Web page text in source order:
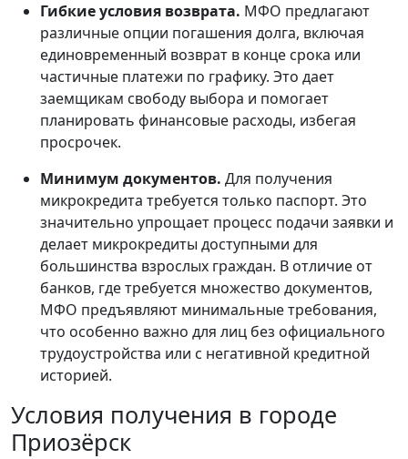
Гибкие условия возврата. МФО предлагают
различные опции погашения долга, включая
единовременный возврат в конце срока или
частичные платежи по графику. Это дает
заемщикам свободу выбора и помогает
планировать финансовые расходы, избегая
просрочек.
Минимум документов. Для получения
микрокредита требуется только паспорт. Это
значительно упрощает процесс подачи заявки и
делает микрокредиты доступными для
большинства взрослых граждан. В отличие от
банков, где требуется множество документов,
МФО предъявляют минимальные требования,
что особенно важно для лиц без официального
трудоустройства или с негативной кредитной
историей.
Условия получения в городе
Приозёрск